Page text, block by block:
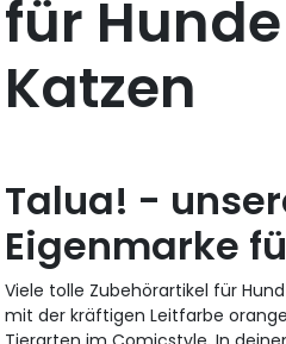
für
Katzen
Talua! -
Eigenmarke
Viele tolle Zubehörartikel für
mit der kräftigen Leitfarbe